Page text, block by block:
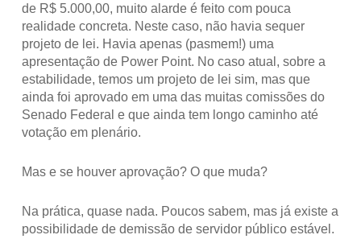
de R$ 5.000,00, muito alarde é feito com pouca
realidade concreta. Neste caso, não havia sequer
projeto de lei. Havia apenas (pasmem!) uma
apresentação de Power Point. No caso atual, sobre a
estabilidade, temos um projeto de lei sim, mas que
ainda foi aprovado em uma das muitas comissões do
Senado Federal e que ainda tem longo caminho até
votação em plenário.
Mas e se houver aprovação? O que muda?
Na prática, quase nada. Poucos sabem, mas já existe a
possibilidade de demissão de servidor público estável.